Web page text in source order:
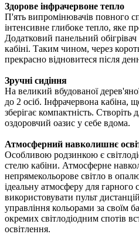
Здорове інфрачервоне тепло
П'ять випромінювачів повного
інтенсивне глибоке тепло, яке
Додатковий панельний
кабіні. Таким чином, через
прекрасно відновитеся після
Зручні сидіння
На великий вбудованої
до 2 осіб. Інфрачервона
зберігає компактність. Створіть
оздоровчий оазис у себе вдома.
Атмосферний навколишнє
Особливою родзинкою є
стелю кабіни. Атмосферне
непрямекольорове світло в
ідеальну атмосферу для
використовувати пульт
управління кольорами за своїм
окремих світлодіодним спотів
освітлення.